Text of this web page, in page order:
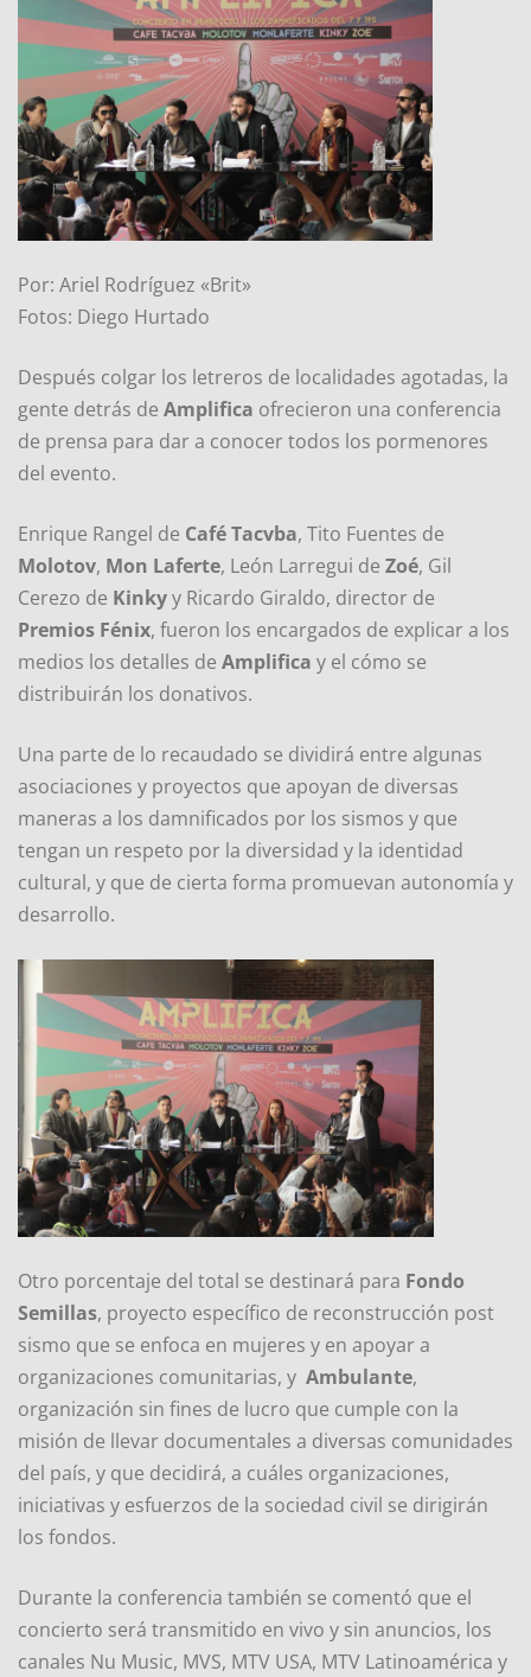
Por: Ariel Rodríguez «Brit»
Fotos: Diego Hurtado
Después colgar los letreros de localidades agotadas, la
gente detrás de Amplifica ofrecieron una conferencia
de prensa para dar a conocer todos los pormenores
del evento.
Enrique Rangel de Café Tacvba, Tito Fuentes de
Molotov, Mon Laferte, León Larregui de Zoé, Gil
Cerezo de Kinkyy Ricardo Giraldo, director de
Premios Fénix, fueron los encargados de explicar a los
medios los detalles de Amplifica y el cómo se
distribuirán los donativos.
Una parte de lo recaudado se dividirá entre algunas
asociaciones y proyectos que apoyan de diversas
maneras a los damnificados por los sismos y que
tengan un respeto por la diversidad y la identidad
cultural, y que de cierta forma promuevan autonomía y
desarrollo.
Otro porcentaje del total se destinará para Fondo
Semillas, proyecto específico de reconstrucción post
sismo que se enfoca en mujeres y en apoyar a
organizaciones comunitarias, y Ambulante,
organización sin fines de lucro que cumple con la
misión de llevar documentales a diversas comunidades
del país, y que decidirá, a cuáles organizaciones,
iniciativas y esfuerzos de la sociedad civil se dirigirán
los fondos.
Durante la conferencia también se comentó que el
concierto será transmitido en vivo y sin anuncios, los
canales Nu Music, MVS, MTV USA, MTV Latinoamérica y